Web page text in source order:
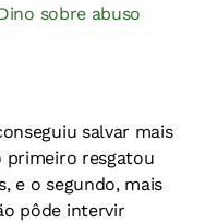
sobre abuso
salvar mais
primeiro resgatou
e o segundo, mais
pôde intervir